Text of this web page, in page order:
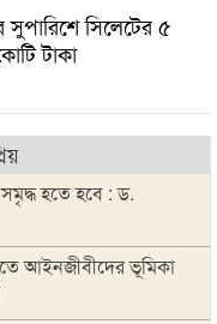
সিলেটের ৫
টাকা
হতে হবে : ড.
আইনজীবীদের ভূমিকা